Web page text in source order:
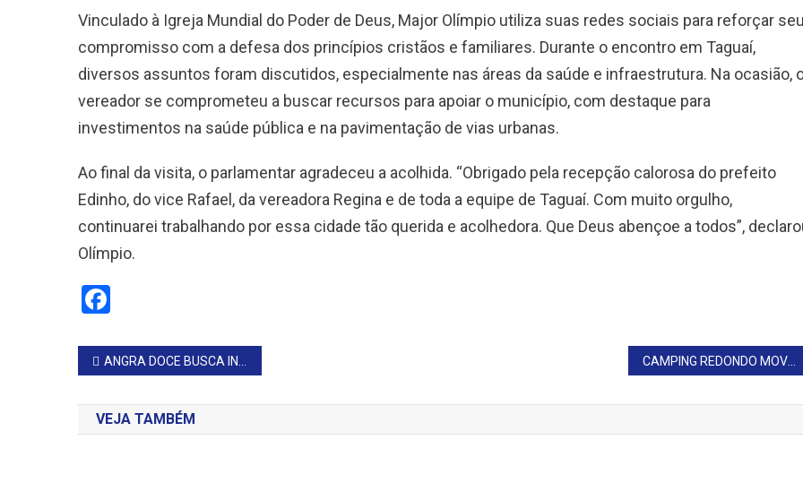
Vinculado à Igreja Mundial do Poder de Deus, Major Olímpio utiliza suas redes sociais para reforçar seu
compromisso com a defesa dos princípios cristãos e familiares. Durante o encontro em Taguaí,
diversos assuntos foram discutidos, especialmente nas áreas da saúde e infraestrutura. Na ocasião,
vereador se comprometeu a buscar recursos para apoiar o município, com destaque para
investimentos na saúde pública e na pavimentação de vias urbanas.
Ao final da visita, o parlamentar agradeceu a acolhida. “Obrigado pela recepção calorosa do prefeito
Edinho, do vice Rafael, da vereadora Regina e de toda a equipe de Taguaí. Com muito orgulho,
continuarei trabalhando por essa cidade tão querida e acolhedora. Que Deus abençoe a todos”,
Olímpio.
Navegação
de
Post
ANGRA DOCE BUSCA INCREMENTAR O TURISMO
VEJA TAMBÉM